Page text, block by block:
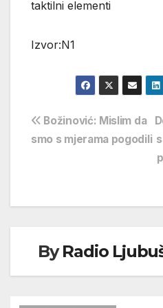
taktilni elementi
Izvor:N1
Navigacija
objava
Božinović: Mislim da
smo s mjerama pogodili
ByRadio